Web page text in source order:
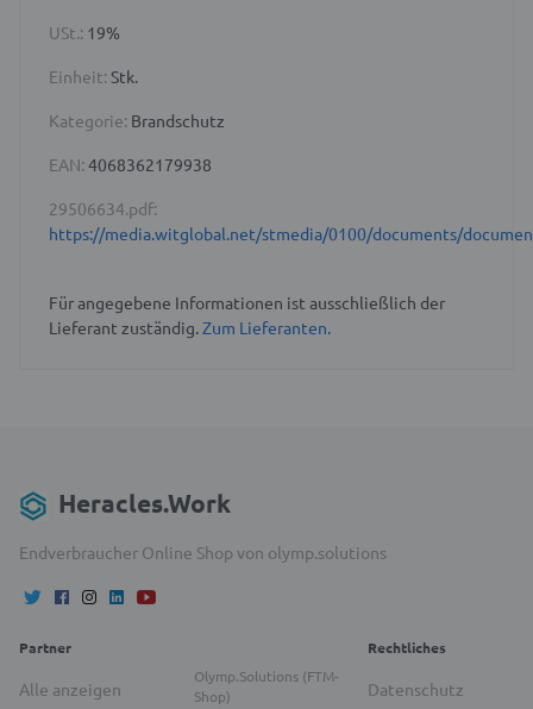
USt.: 19%
Einheit: Stk.
Kategorie: Brandschutz
EAN: 4068362179938
29506634.pdf:
https://media.witglobal.net/stmedia/0100/documents/
Für angegebene Informationen ist ausschließlich der
Lieferant zuständig.Zum Lieferanten.
Heracles.Work
Endverbraucher Online Shop von olymp.solutions
Partner
Alle anzeigen
Olymp.Solutions (FTM-
Shop)
Rechtliches
Datenschutz